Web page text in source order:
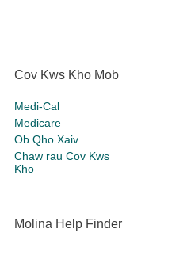
Cov Kws Kho Mob
Medi-Cal
Medicare
Ob Qho Xaiv
Chaw rau Cov Kws
Kho
Molina Help Finder